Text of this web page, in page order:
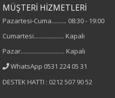
Desen
Düz
%98 Polyester
MÜŞTERİ HİZMETLERİ
Pazartesi-Cuma.......... 08:30 - 19:00
Cumartesi.................... Kapalı
Pazar............................. Kapalı
WhatsApp 0531 224 05 31
DESTEK HATTI : 0212 507 90 52